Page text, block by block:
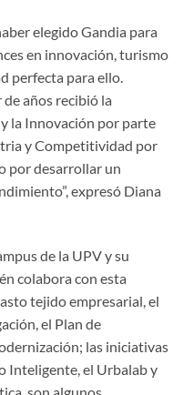
elegido Gandia para
en innovación, turismo
perfecta para ello.
de años recibió la
la Innovación por parte
y Competitividad por
por desarrollar un
expresó Diana
de la UPV y su
colabora con esta
tejido empresarial, el
el Plan de
las iniciativas
Inteligente, el Urbalab y